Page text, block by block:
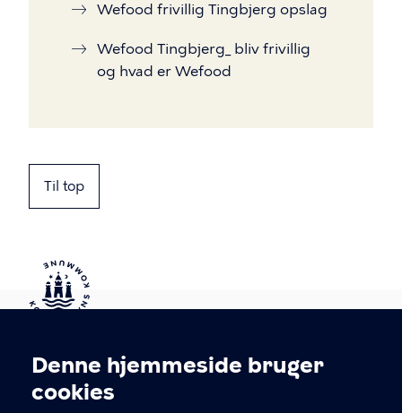
Cookieindstillinger
Denne hjemmeside bruger
cookies
Wefood frivillig Tingbjerg opslag
Wefood Tingbjerg_ bliv frivillig
og hvad er Wefood
Til top
Kontakt Københavns Kommune
T